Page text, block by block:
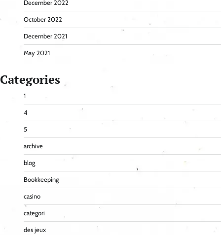
December 2022
October 2022
December 2021
May 2021
Categories
1
4
5
archive
blog
Bookkeeping
casino
categori
des jeux